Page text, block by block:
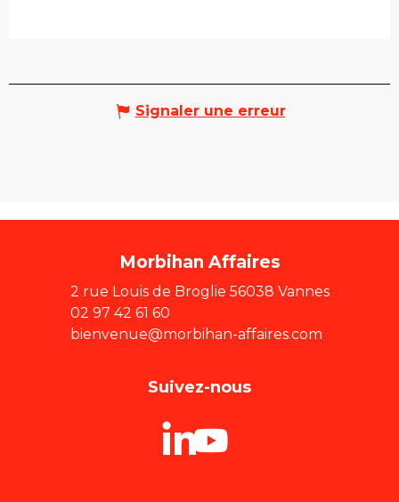
Signaler une erreur
Morbihan Affaires
2 rue Louis de Broglie 56038 Vannes
02 97 42 61 60
bienvenue@morbihan-affaires.com
Suivez-nous